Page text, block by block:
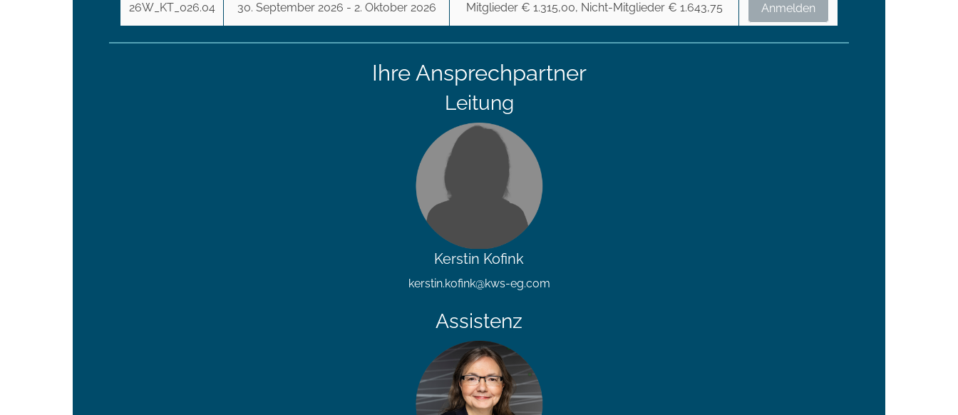
26W_KT_026.04 30. September 2026 - 2. Oktober 2026 Mitglieder € 1.315,00, Nicht-Mitglieder € 1.643,75 Anmelden
Ihre Ansprechpartner
Leitung
Kerstin Kofink
kerstin.kofink@kws-eg.com
Assistenz